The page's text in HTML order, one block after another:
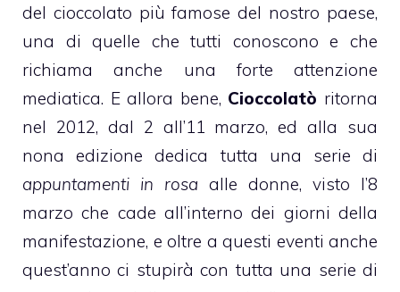
del cioccolato più famose del nostro paese,
una di quelle che tutti conoscono e che
richiama anche una forte attenzione
mediatica. E allora bene, Cioccolatò ritorna
nel 2012, dal 2 all’11 marzo, ed alla sua
nona edizione dedica tutta una serie di
appuntamenti in rosa alle donne, visto l’8
marzo che cade all’interno dei giorni della
manifestazione, e oltre a questi eventi anche
quest’anno ci stupirà con tutta una serie di